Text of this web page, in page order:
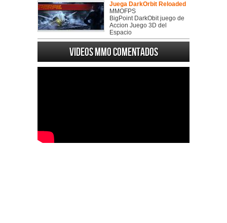
Juega DarkOrbit Reloaded
MMOFPS
BigPoint DarkObit juego de
Accion Juego 3D del
Espacio
Videos MMO Comentados